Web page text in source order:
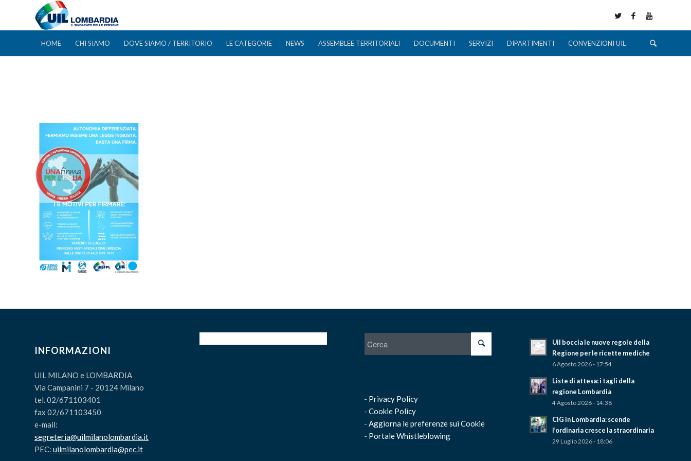
HOME CHI SIAMO DOVE SIAMO / TERRITORIO LE CATEGORIE NEWS ASSEMBLEE TERRITORIALI DOCUMENTI SERVIZI DIPARTIMENTI CONVENZIONI UIL
INFORMAZIONI
UIL MILANO e LOMBARDIA
Via Campanini 7 - 20124 Milano
tel. 02/671103401
fax 02/671103450
e-mail:
segreteria@uilmilanolombardia.it
PEC: uilmilanolombardia@pec.it
- Privacy Policy
-Cookie Policy
-Aggiorna le preferenze sui Cookie
- Portale Whistleblowing
Uil boccia le nuove regole della
Regione per le ricette mediche
6 Agosto 2026 - 17:54
Liste di attesa: i tagli della
regione Lombardia
4 Agosto 2026 - 14:38
CIG in Lombardia: scende
l’ordinaria cresce la straordinaria
29 Luglio 2026 - 18:06